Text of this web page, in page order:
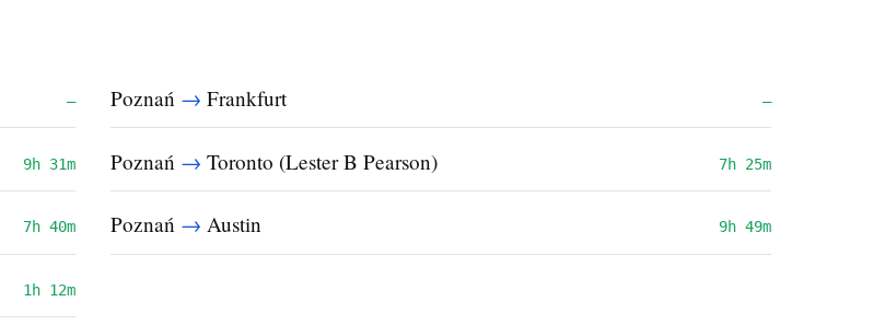
— Poznań → Frankfurt —
9h 31m Poznań → Toronto (Lester B Pearson) 7h 25m
7h 40m Poznań → Austin 9h 49m
1h 12m